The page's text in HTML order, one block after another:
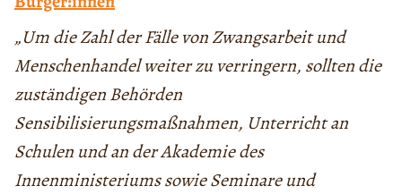
„Um die Zahl der Fälle von Zwangsarbeit und
Menschenhandel weiter zu verringern, sollten die
zuständigen Behörden
Sensibilisierungsmaßnahmen, Unterricht an
Schulen und an der Akademie des
Innenministeriums sowie Seminare und